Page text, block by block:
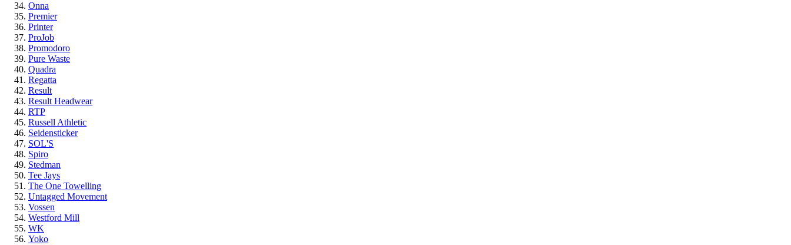
Onna
Premier
Printer
ProJob
Promodoro
Pure Waste
Quadra
Regatta
Result
Result Headwear
RTP
Russell Athletic
Seidensticker
SOL'S
Spiro
Stedman
Tee Jays
The One Towelling
Untagged Movement
Vossen
Westford Mill
WK
Yoko